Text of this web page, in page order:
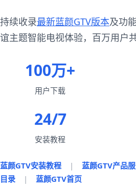
持续收录最新蓝颜GTV版本及功
谊主题智能电视体验，百万用户
100万+
用户下载
24/7
安装教程
蓝颜GTV安装教程 | 蓝颜GTV产品
目录
| 蓝颜GTV首页